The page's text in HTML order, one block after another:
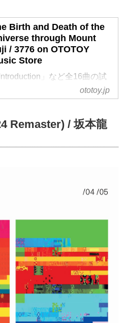
Birth and Death of the
through Mount
/ 3776 on OTOTOY
Store
Introduction」など全16曲の試
・ダウンロード：ハイレゾ音楽
と音楽記事はOTOTOYで！
いや、素粒子？ 富士山はど
この宇宙の中でどうやって
のが、14のピュアでポップなア
とすれば」「歳時記」に続く
の5年ぶりのフルアルバム。
回もカウントします！...
ototoy.jp
Remaster) / 坂本龍